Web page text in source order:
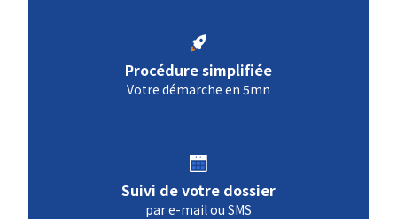
Procédure simplifiée
Votre démarche en 5mn
Suivi de votre dossier
par e-mail ou SMS